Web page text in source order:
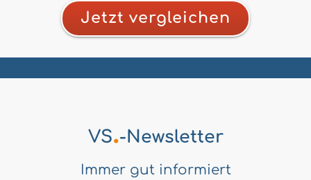
Jetzt vergleichen
VS.-Newsletter
Immer gut informiert